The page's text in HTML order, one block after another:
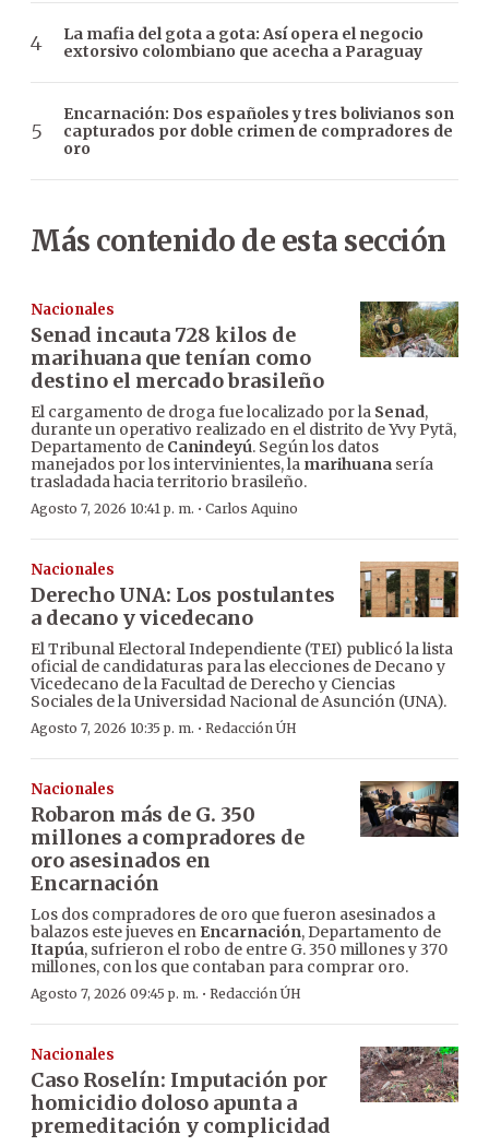
La mafia del gota a gota: Así opera el negocio
extorsivo colombiano que acecha a Paraguay
Encarnación: Dos españoles y tres bolivianos son
capturados por doble crimen de compradores de
oro
Más contenido de esta sección
Nacionales
Senad incauta 728 kilos de
marihuana que tenían como
destino el mercado brasileño
El cargamento de droga fue localizado por la Senad,
durante un operativo realizado en el distrito de Yvy Pytã,
Departamento de Canindeyú. Según los datos
manejados por los intervinientes, la marihuana sería
trasladada hacia territorio brasileño.
Agosto 7, 2026 10:41 p. m. · Carlos Aquino
Nacionales
Derecho UNA: Los postulantes
a decano y vicedecano
El Tribunal Electoral Independiente (TEI) publicó la lista
oficial de candidaturas para las elecciones de Decano y
Vicedecano de la Facultad de Derecho y Ciencias
Sociales de la Universidad Nacional de Asunción (UNA).
Agosto 7, 2026 10:35 p. m. · Redacción ÚH
Nacionales
Robaron más de G. 350
millones a compradores de
oro asesinados en
Encarnación
Los dos compradores de oro que fueron asesinados a
balazos este jueves en Encarnación, Departamento de
Itapúa, sufrieron el robo de entre G. 350 millones y 370
millones, con los que contaban para comprar oro.
Agosto 7, 2026 09:45 p. m. · Redacción ÚH
Nacionales
Caso Roselín: Imputación por
homicidio doloso apunta a
premeditación y complicidad